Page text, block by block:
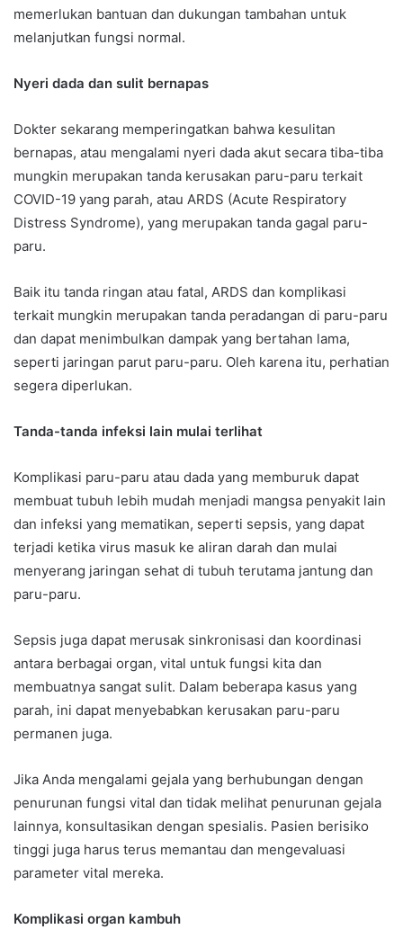
memerlukan bantuan dan dukungan tambahan untuk
melanjutkan fungsi normal.
Nyeri dada dan sulit bernapas
Dokter sekarang memperingatkan bahwa kesulitan
bernapas, atau mengalami nyeri dada akut secara tiba-tiba
mungkin merupakan tanda kerusakan paru-paru terkait
COVID-19 yang parah, atau ARDS (Acute Respiratory
Distress Syndrome), yang merupakan tanda gagal paru-
paru.
Baik itu tanda ringan atau fatal, ARDS dan komplikasi
terkait mungkin merupakan tanda peradangan di paru-paru
dan dapat menimbulkan dampak yang bertahan lama,
seperti jaringan parut paru-paru. Oleh karena itu, perhatian
segera diperlukan.
Tanda-tanda infeksi lain mulai terlihat
Komplikasi paru-paru atau dada yang memburuk dapat
membuat tubuh lebih mudah menjadi mangsa penyakit lain
dan infeksi yang mematikan, seperti sepsis, yang dapat
terjadi ketika virus masuk ke aliran darah dan mulai
menyerang jaringan sehat di tubuh terutama jantung dan
paru-paru.
Sepsis juga dapat merusak sinkronisasi dan koordinasi
antara berbagai organ, vital untuk fungsi kita dan
membuatnya sangat sulit. Dalam beberapa kasus yang
parah, ini dapat menyebabkan kerusakan paru-paru
permanen juga.
Jika Anda mengalami gejala yang berhubungan dengan
penurunan fungsi vital dan tidak melihat penurunan gejala
lainnya, konsultasikan dengan spesialis. Pasien berisiko
tinggi juga harus terus memantau dan mengevaluasi
parameter vital mereka.
Komplikasi organ kambuh